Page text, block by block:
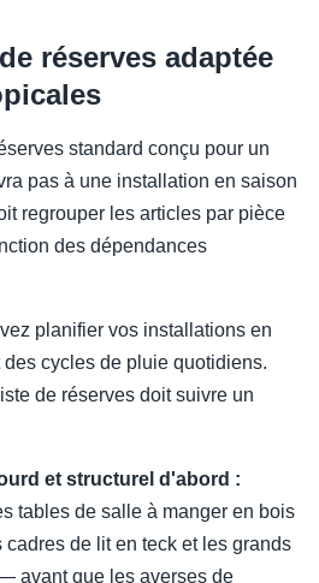
réserves adaptée
standard conçu pour un
pas à une installation en saison
regrouper les articles par pièce
des dépendances
planifier vos installations en
cycles de pluie quotidiens.
de réserves doit suivre un
et structurel d'abord :
tables de salle à manger en bois
cadres de lit en teck et les grands
avant que les averses de